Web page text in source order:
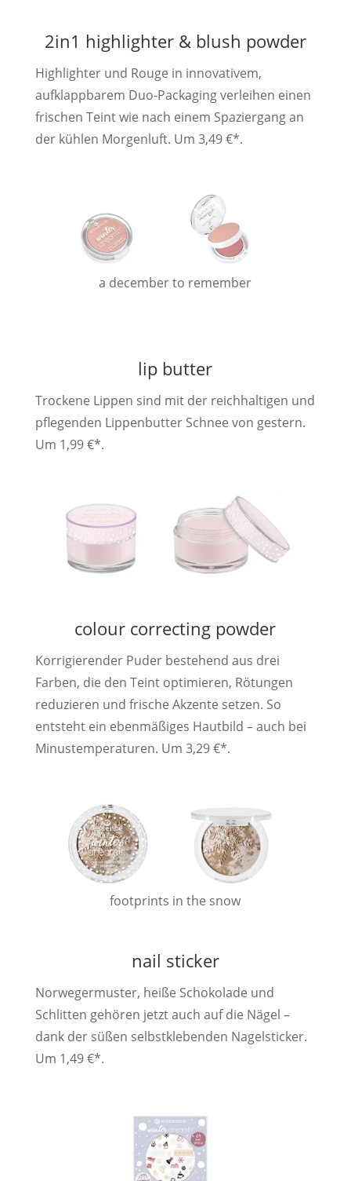
2in1 highlighter & blush powder
Highlighter und Rouge in innovativem,
aufklappbarem Duo-Packaging verleihen einen
frischen Teint wie nach einem Spaziergang an
der kühlen Morgenluft. Um 3,49 €*.
a december to remember
lip butter
Trockene Lippen sind mit der reichhaltigen und
pflegenden Lippenbutter Schnee von gestern.
Um 1,99 €*.
colour correcting powder
Korrigierender Puder bestehend aus drei
Farben, die den Teint optimieren, Rötungen
reduzieren und frische Akzente setzen. So
entsteht ein ebenmäßiges Hautbild – auch bei
Minustemperaturen. Um 3,29 €*.
footprints in the snow
nail sticker
Norwegermuster, heiße Schokolade und
Schlitten gehören jetzt auch auf die Nägel –
dank der süßen selbstklebenden Nagelsticker.
Um 1,49 €*.